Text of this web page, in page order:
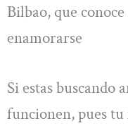
Bilbao, que
enamorarse
Si estas buscando
funcionen, pues